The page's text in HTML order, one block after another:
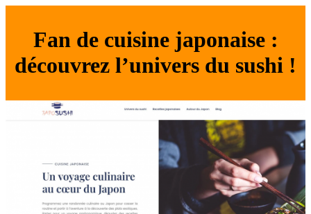
Fan de cuisine japonaise :
découvrez l’univers du sushi !